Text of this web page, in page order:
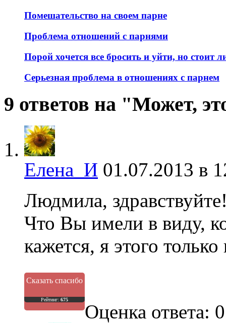
Помешательство на своем парне
Проблема отношений с парнями
Порой хочется все бросить и уйти, но стоит
Серьезная проблема в отношениях с парнем
9 ответов на "Может,
Елена_И 01.07.2013 в
Людмила,
Что Вы имели в виду,
кажется, я этого
Сказать спасибо
Рейтинг: 675
Оценка ответа: